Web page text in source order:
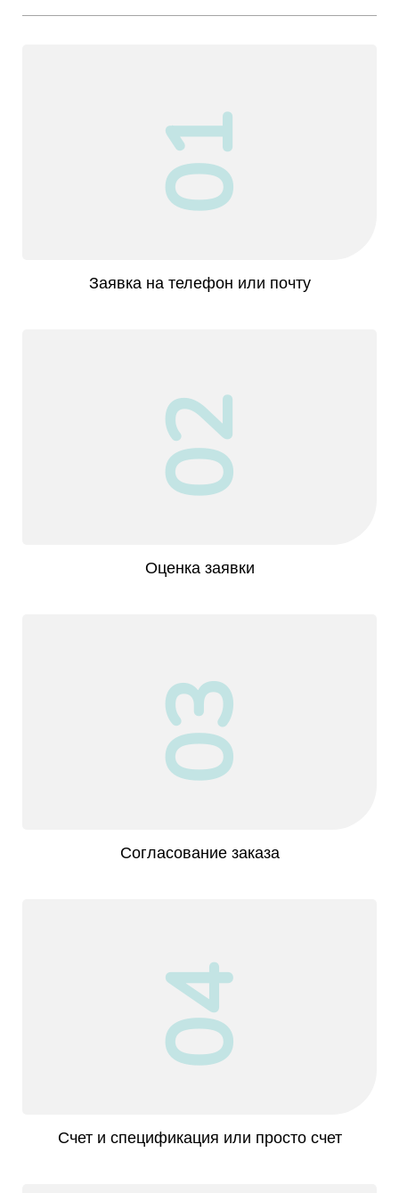
01
Заявка на телефон или почту
02
Оценка заявки
03
Согласование заказа
04
Счет и спецификация или просто счет